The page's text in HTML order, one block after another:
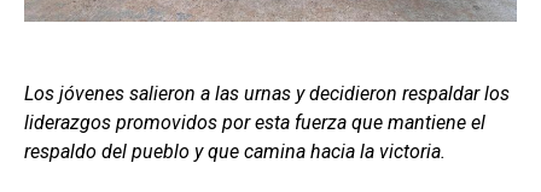
Los jóvenes salieron a las urnas y decidieron respaldar los
liderazgos promovidos por esta fuerza que mantiene el
respaldo del pueblo y que camina hacia la victoria.